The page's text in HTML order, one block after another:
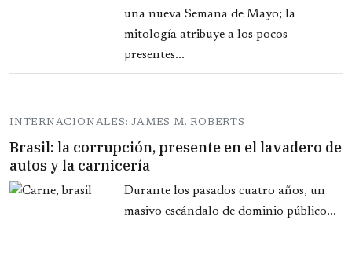
una nueva Semana de Mayo; la
mitología atribuye a los pocos
presentes...
INTERNACIONALES: JAMES M. ROBERTS
Brasil: la corrupción, presente en el lavadero de
autos y la carnicería
Durante los pasados cuatro años, un
masivo escándalo de dominio público...